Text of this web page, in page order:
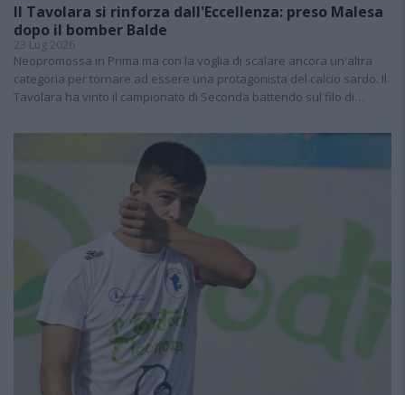
Il Tavolara si rinforza dall'Eccellenza: preso Malesa
dopo il bomber Balde
23 Lug 2026
Neopromossa in Prima ma con la voglia di scalare ancora un'altra
categoria per tornare ad essere una protagonista del calcio sardo. Il
Tavolara ha vinto il campionato di Seconda battendo sul filo di…